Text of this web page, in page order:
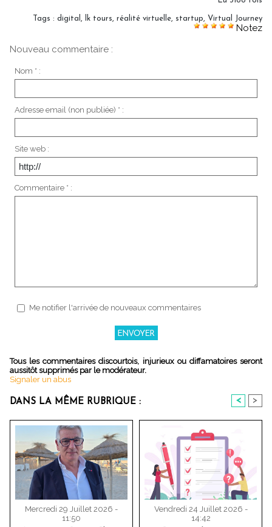
Tags : digital , lk tours, réalité virtuelle, startup, Virtual Journey
Notez
Nouveau commentaire :
Nom * :
Adresse email (non publiée) * :
Site web :
Commentaire * :
Me notifier l'arrivée de nouveaux commentaires
Tous les commentaires discourtois, injurieux ou diffamatoires seront
aussitôt supprimés par le modérateur.
Signaler un abus
DANS LA MÊME RUBRIQUE : < >
Mercredi 29 Juillet 2026 -
11:50
Vendredi 24 Juillet 2026 -
14:42